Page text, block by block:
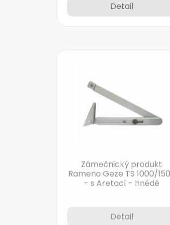
Detail
Rameno Geze TS 1000/1500
- s Aretací - hnědé